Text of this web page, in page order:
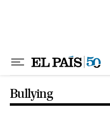
Bullying